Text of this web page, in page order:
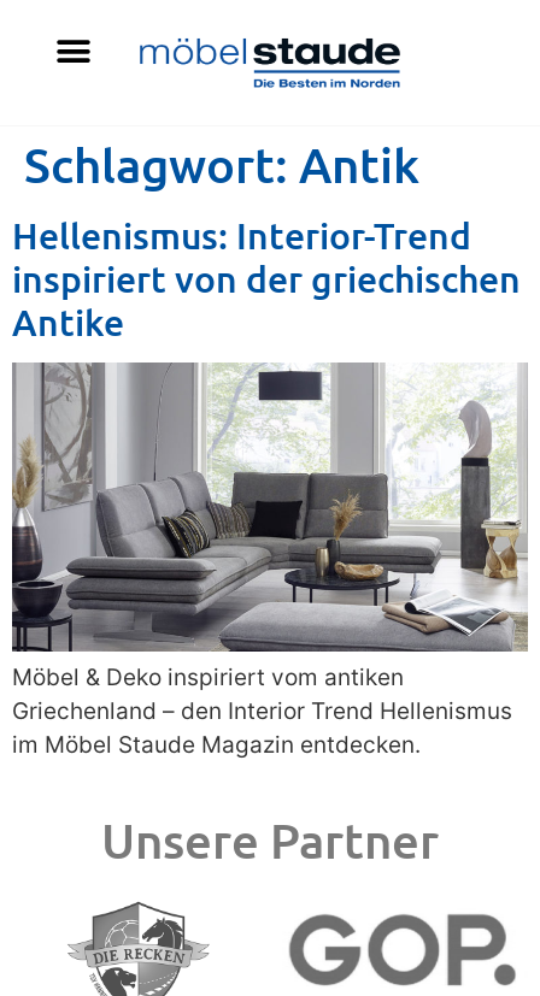
Schlagwort: Antik
Hellenismus: Interior-Trend
inspiriert von der griechischen
Antike
Möbel & Deko inspiriert vom antiken
Griechenland – den Interior Trend Hellenismus
im Möbel Staude Magazin entdecken.
Unsere Partner